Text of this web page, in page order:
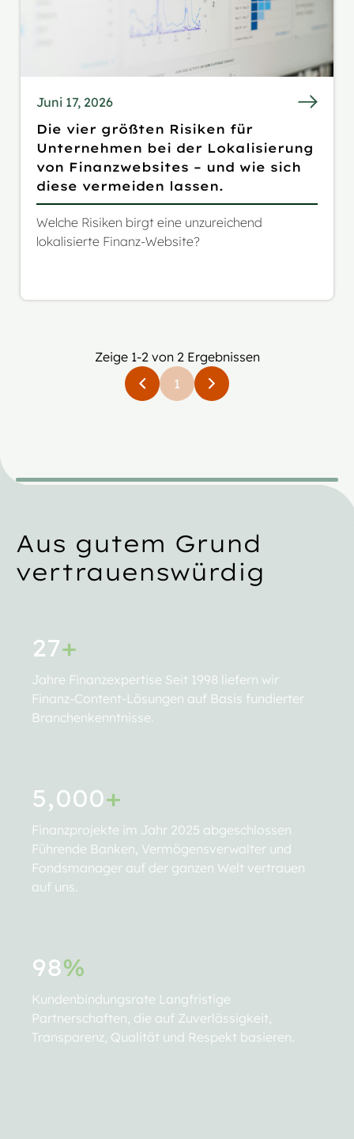
Juni 17, 2026
Die vier größten Risiken für
Unternehmen bei der Lokalisierung
von Finanzwebsites – und wie sich
diese vermeiden lassen.
Welche Risiken birgt eine unzureichend
lokalisierte Finanz-Website?
Zeige 1-2 von 2 Ergebnissen
Zuruck
1
Weiter
Aus gutem Grund
vertrauenswürdig
27+
Jahre Finanzexpertise Seit 1998 liefern wir
Finanz-Content-Lösungen auf Basis fundierter
Branchenkenntnisse.
5,000+
Finanzprojekte im Jahr 2025 abgeschlossen
Führende Banken, Vermögensverwalter und
Fondsmanager auf der ganzen Welt vertrauen
auf uns.
98%
Kundenbindungsrate Langfristige
Partnerschaften, die auf Zuverlässigkeit,
Transparenz, Qualität und Respekt basieren.